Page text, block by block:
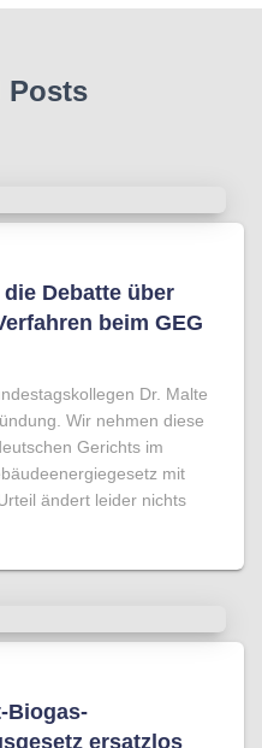
Posts
Debatte über
beim GEG
Dr. Malte
Wir nehmen diese
Gerichts im
mit
ändert leider nichts
Biogas-
ersatzlos